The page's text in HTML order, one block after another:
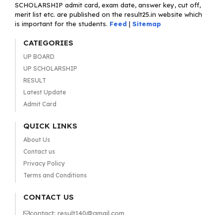
SCHOLARSHIP admit card, exam date, answer key, cut off,
merit list etc. are published on the result25.in website which
is important for the students. Feed | Sitemap
CATEGORIES
UP BOARD
UP SCHOLARSHIP
RESULT
Latest Update
Admit Card
QUICK LINKS
About Us
Contact us
Privacy Policy
Terms and Conditions
CONTACT US
contact: result140@gmail.com